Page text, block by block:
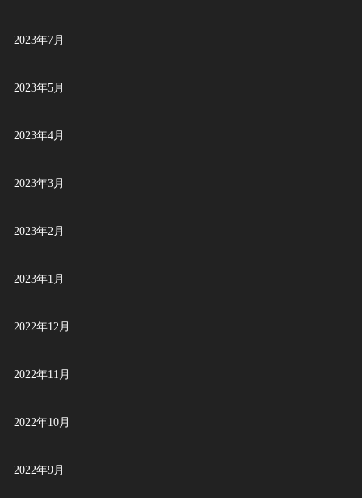
2023年7月
2023年5月
2023年4月
2023年3月
2023年2月
2023年1月
2022年12月
2022年11月
2022年10月
2022年9月